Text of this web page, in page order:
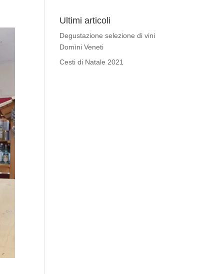
Ultimi articoli
Degustazione selezione di vini
Domìni Veneti
Cesti di Natale 2021